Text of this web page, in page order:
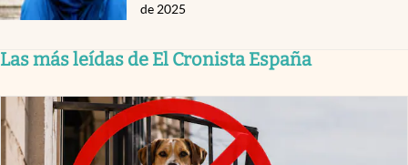
de 2025
Las más leídas de El Cronista España